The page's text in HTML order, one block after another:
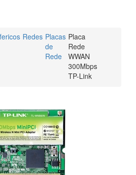
Redes Placas
de
Rede
Placa
Rede
WWAN
300Mbps
TP-Link